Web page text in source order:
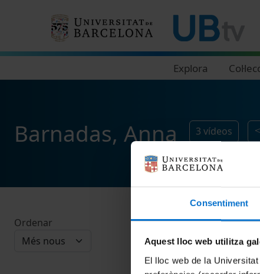
Consentiment
Aquest lloc web utilitza
El lloc web de la
Explora
Barnadas, Anna 3 vídeos
Ordenar